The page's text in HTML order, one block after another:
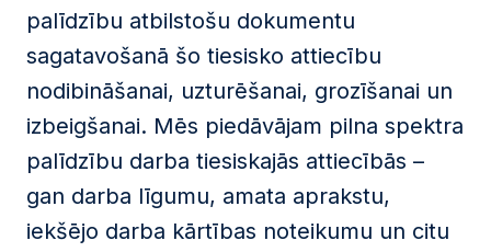
palīdzību atbilstošu dokumentu
sagatavošanā šo tiesisko attiecību
nodibināšanai, uzturēšanai, grozīšanai un
izbeigšanai. Mēs piedāvājam pilna spektra
palīdzību darba tiesiskajās attiecībās –
gan darba līgumu, amata aprakstu,
iekšējo darba kārtības noteikumu un citu